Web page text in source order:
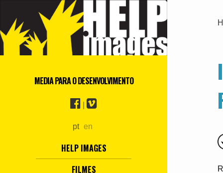
MEDIA PARA O DESENVOLVIMENTO
pt en
HELP IMAGES
FILMES